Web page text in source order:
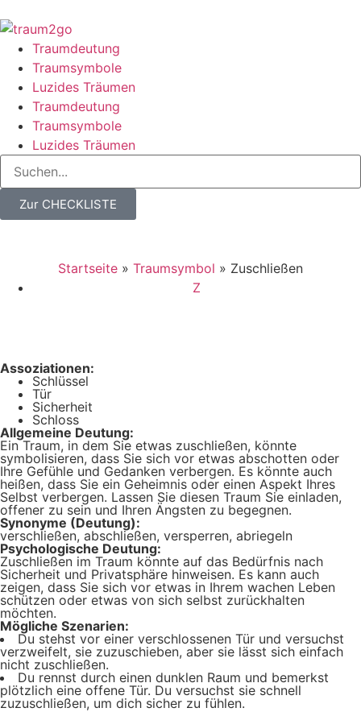
Traumdeutung
Traumsymbole
Luzides Träumen
Traumdeutung
Traumsymbole
Luzides Träumen
Zur CHECKLISTE
Startseite » Traumsymbol » Zuschließen
Z
Assoziationen:
Schlüssel
Tür
Sicherheit
Schloss
Allgemeine Deutung:
Ein Traum, in dem Sie etwas zuschließen, könnte
symbolisieren, dass Sie sich vor etwas abschotten oder
Ihre Gefühle und Gedanken verbergen. Es könnte auch
heißen, dass Sie ein Geheimnis oder einen Aspekt Ihres
Selbst verbergen. Lassen Sie diesen Traum Sie einladen,
offener zu sein und Ihren Ängsten zu begegnen.
Synonyme (Deutung):
verschließen, abschließen, versperren, abriegeln
Psychologische Deutung:
Zuschließen im Traum könnte auf das Bedürfnis nach
Sicherheit und Privatsphäre hinweisen. Es kann auch
zeigen, dass Sie sich vor etwas in Ihrem wachen Leben
schützen oder etwas von sich selbst zurückhalten
möchten.
Mögliche Szenarien:
Du stehst vor einer verschlossenen Tür und versuchst
verzweifelt, sie zuzuschieben, aber sie lässt sich einfach
nicht zuschließen.
Du rennst durch einen dunklen Raum und bemerkst
plötzlich eine offene Tür. Du versuchst sie schnell
zuzuschließen, um dich sicher zu fühlen.